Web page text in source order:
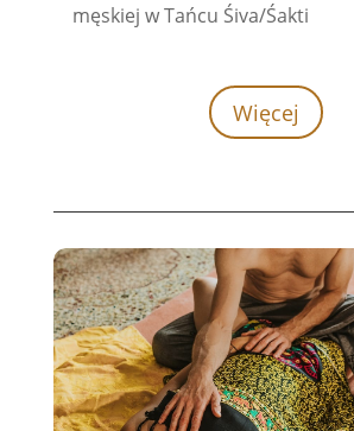
męskiej w Tańcu Śiva/Śakti
Więcej